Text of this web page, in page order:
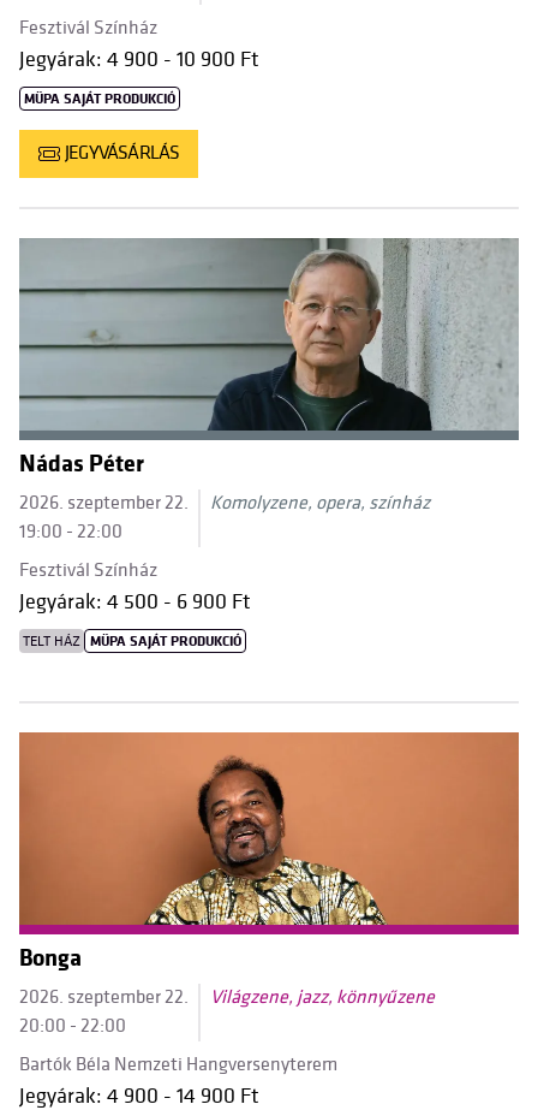
Fesztivál Színház
Jegyárak: 4 900 - 10 900 Ft
MÜPA SAJÁT PRODUKCIÓ
JEGYVÁSÁRLÁS
Nádas Péter
2026. szeptember 22.
19:00 - 22:00
Komolyzene, opera, színház
Fesztivál Színház
Jegyárak: 4 500 - 6 900 Ft
TELT HÁZ MÜPA SAJÁT PRODUKCIÓ
Bonga
2026. szeptember 22.
20:00 - 22:00
Világzene, jazz, könnyűzene
Bartók Béla Nemzeti Hangversenyterem
Jegyárak: 4 900 - 14 900 Ft